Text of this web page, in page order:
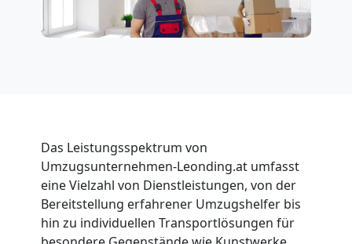
Das Leistungsspektrum von
Umzugsunternehmen-Leonding.at umfasst
eine Vielzahl von Dienstleistungen, von der
Bereitstellung erfahrener Umzugshelfer bis
hin zu individuellen Transportlösungen für